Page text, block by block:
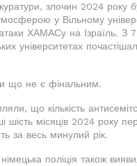
злочин 2024 року
у Вільному
ХАМАСу на Ізраїль. З
університетах
що не є фінальним.
що кількість
шість місяців 2024 року
за весь минулий рік.
поліція також